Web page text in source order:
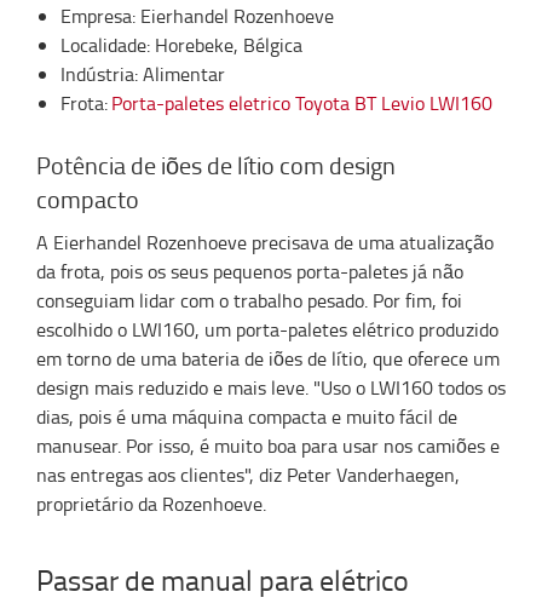
Empresa: Eierhandel Rozenhoeve
Localidade: Horebeke, Bélgica
Indústria: Alimentar
Frota:Porta-paletes eletrico Toyota BT Levio LWI160
Potência deiõesde lítio com design
compacto
A Eierhandel Rozenhoeve precisava de uma atualização
da frota, poisosseus pequenos porta-paletes já não
conseguiam lidar com o trabalho pesado. Por fim, foi
escolhido o LWI160, um porta-paletes elétrico produzido
em torno de uma bateria de iõesde lítio, que oferece um
design mais reduzidoe mais leve. "Uso o LWI160 todos os
dias, pois é uma máquina compacta e muito fácil de
manusear. Por isso, é muito boa para usar nos camiõese
nasentregas aos clientes", diz PeterVanderhaegen,
proprietário da Rozenhoeve.
Passar de manual para elétrico